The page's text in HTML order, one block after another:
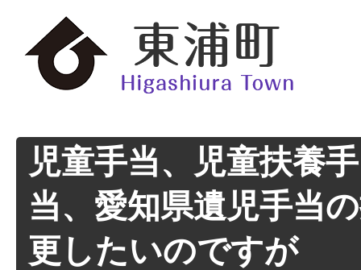
児童手当、児童扶養
当、愛知県遺児手当
更したいのですが